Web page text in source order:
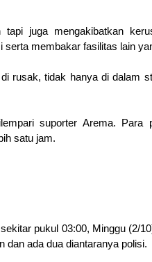
juga mengakibatkan
membakar fasilitas lain
rusak, tidak hanya di dalam
suporter Arema. Para
satu jam.
pukul 03:00, Minggu (2/
dan ada dua diantaranya polisi.